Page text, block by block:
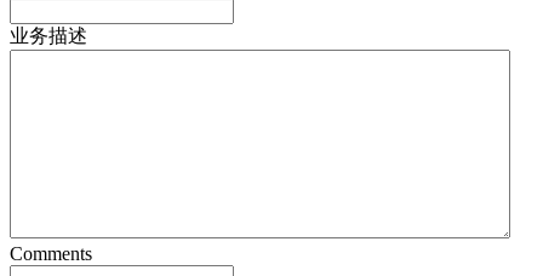
业务描述
Comments